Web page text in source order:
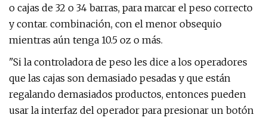
o cajas de 32 o 34 barras, para marcar el peso correcto
y contar. combinación, con el menor obsequio
mientras aún tenga 10.5 oz o más.
"Si la controladora de peso les dice a los operadores
que las cajas son demasiado pesadas y que están
regalando demasiados productos, entonces pueden
usar la interfaz del operador para presionar un botón